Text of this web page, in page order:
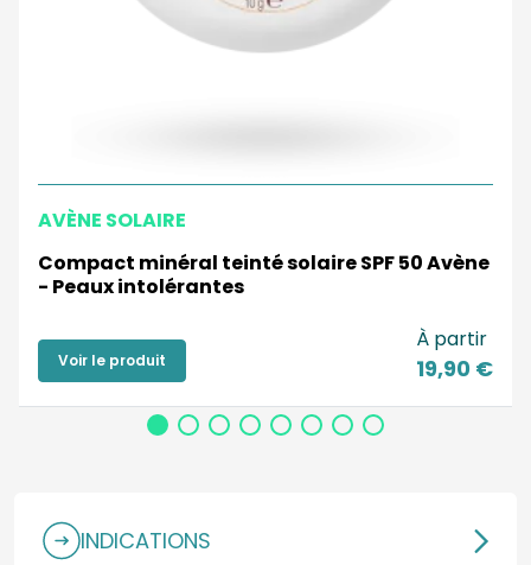
AVÈNE SOLAIRE
Compact minéral teinté solaire SPF 50 Avène
- Peaux intolérantes
Voir le produit
À partir
19,90 €
INDICATIONS